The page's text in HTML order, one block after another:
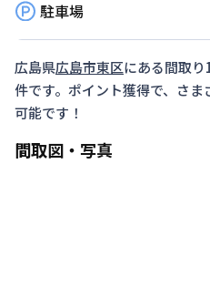
駐車場
広島県広島市東区にある間取り
件です。ポイント獲得で、さ
可能です！
間取図・写真